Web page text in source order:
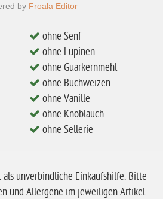
by Froala Editor
ohne Senf
ohne Lupinen
ohne Guarkernmehl
ohne Buchweizen
ohne Vanille
ohne Knoblauch
ohne Sellerie
unverbindliche Einkaufshilfe. Bitte
und Allergene im jeweiligen Artikel.